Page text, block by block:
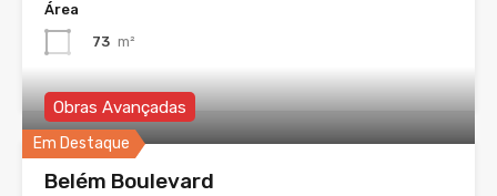
Área
73 m²
Em Destaque
Obras Avançadas
Belém Boulevard